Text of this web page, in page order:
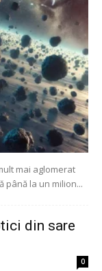
mai aglomerat
până la un milion...
din sare
0